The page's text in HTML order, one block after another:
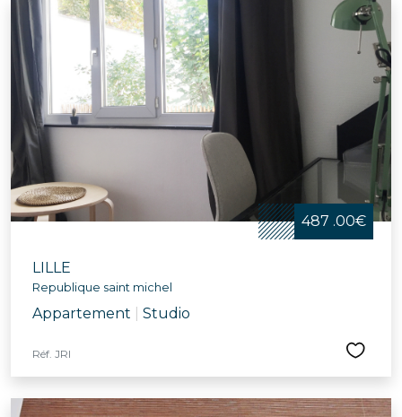
487 .00€
LILLE
Republique saint michel
Appartement Studio
Réf. JRI